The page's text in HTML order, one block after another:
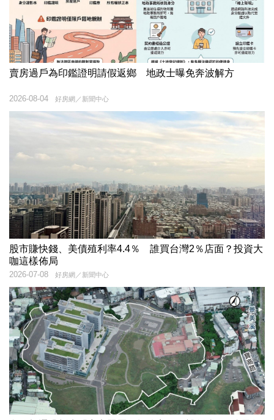
賣房過戶為印鑑證明請假返鄉 地政士曝免奔波解方
好房網／新聞中心
2026-08-04
股市賺快錢、美債殖利率4.4％ 誰買台灣2％店面？投資大
咖這樣佈局
好房網／新聞中心
2026-07-08